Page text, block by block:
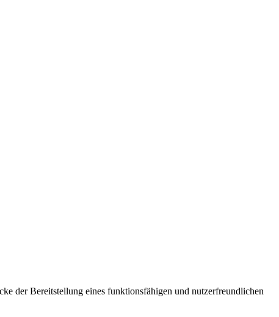
der Bereitstellung eines funktionsfähigen und nutzerfreundlichen